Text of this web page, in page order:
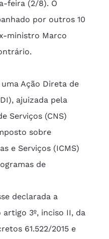
feira (2/8). O
por outros 10
ministro Marco
Ação Direta de
ajuizada pela
Serviços (CNS)
sobre
e Serviços (ICMS)
de
declarada a
3º, inciso II, da
61.522/2015 e